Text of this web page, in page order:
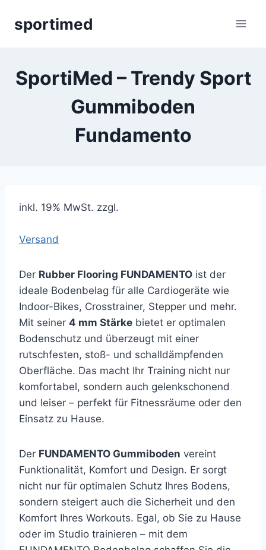
Inhaltsportimed
SportiMed – Trendy Sport
Gummiboden
Fundamento
inkl. 19% MwSt. zzgl.
Versand
Der Rubber Flooring FUNDAMENTO ist der
ideale Bodenbelag für alle Cardiogeräte wie
Indoor-Bikes, Crosstrainer, Stepper und mehr.
Mit seiner 4 mm Stärke bietet er optimalen
Bodenschutz und überzeugt mit einer
rutschfesten, stoß- und schalldämpfenden
Oberfläche. Das macht Ihr Training nicht nur
komfortabel, sondern auch gelenkschonend
und leiser – perfekt für Fitnessräume oder den
Einsatz zu Hause.
Der FUNDAMENTO Gummiboden vereint
Funktionalität, Komfort und Design. Er sorgt
nicht nur für optimalen Schutz Ihres Bodens,
sondern steigert auch die Sicherheit und den
Komfort Ihres Workouts. Egal, ob Sie zu Hause
oder im Studio trainieren – mit dem